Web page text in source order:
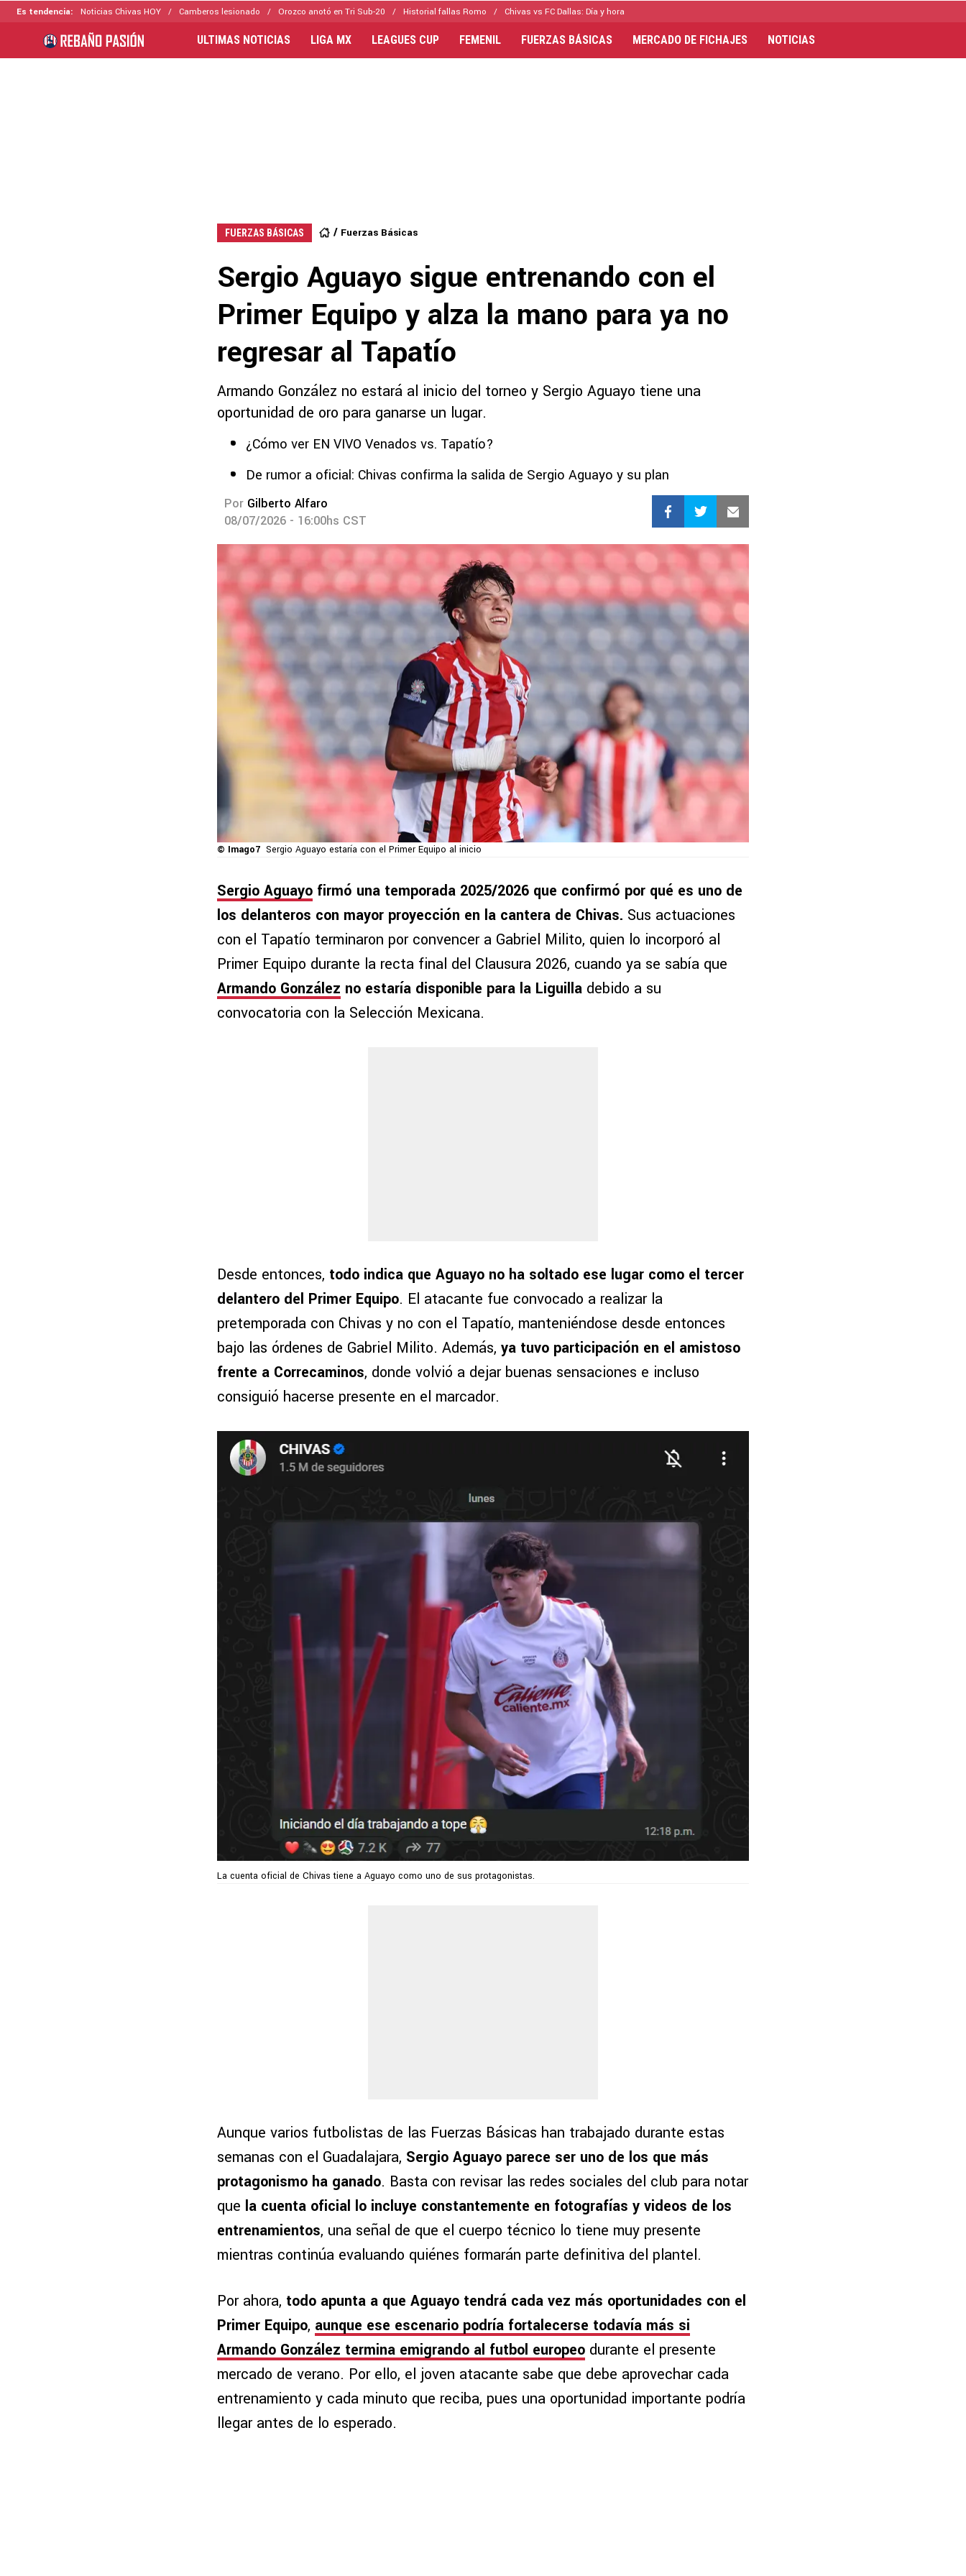
Es tendencia: Noticias Chivas HOY Camberos lesionado Orozco anotó en Tri Sub-20 Historial fallas Romo Chivas vs FC Dallas: Día y hora
ULTIMAS NOTICIAS LIGA MX LEAGUES CUP FEMENIL FUERZAS BÁSICAS MERCADO DE FICHAJES NOTICIAS
FUERZAS BÁSICAS Fuerzas Básicas
Sergio Aguayo sigue entrenando con el
Primer Equipo y alza la mano para ya no
regresar al Tapatío
Armando González no estará al inicio del torneo y Sergio Aguayo tiene una
oportunidad de oro para ganarse un lugar.
¿Cómo ver EN VIVO Venados vs. Tapatío?
De rumor a oficial: Chivas confirma la salida de Sergio Aguayo y su plan
Por Gilberto Alfaro
08/07/2026 - 16:00hs CST
© Imago7 Sergio Aguayo estaría con el Primer Equipo al inicio
Sergio Aguayo firmó una temporada 2025/2026 que confirmó por qué es uno de
los delanteros con mayor proyección en la cantera de Chivas. Sus actuaciones
con el Tapatío terminaron por convencer a Gabriel Milito, quien lo incorporó al
Primer Equipo durante la recta final del Clausura 2026, cuando ya se sabía que
Armando González no estaría disponible para la Liguilla debido a su
convocatoria con la Selección Mexicana.
Desde entonces, todo indica que Aguayo no ha soltado ese lugar como el tercer
delantero del Primer Equipo. El atacante fue convocado a realizar la
pretemporada con Chivas y no con el Tapatío, manteniéndose desde entonces
bajo las órdenes de Gabriel Milito. Además, ya tuvo participación en el amistoso
frente a Correcaminos, donde volvió a dejar buenas sensaciones e incluso
consiguió hacerse presente en el marcador.
La cuenta oficial de Chivas tiene a Aguayo como uno de sus protagonistas.
Aunque varios futbolistas de las Fuerzas Básicas han trabajado durante estas
semanas con el Guadalajara, Sergio Aguayo parece ser uno de los que más
protagonismo ha ganado. Basta con revisar las redes sociales del club para notar
que la cuenta oficial lo incluye constantemente en fotografías y videos de los
entrenamientos, una señal de que el cuerpo técnico lo tiene muy presente
mientras continúa evaluando quiénes formarán parte definitiva del plantel.
Por ahora, todo apunta a que Aguayo tendrá cada vez más oportunidades con el
Primer Equipo, aunque ese escenario podría fortalecerse todavía más si
Armando González termina emigrando al futbol europeo durante el presente
mercado de verano. Por ello, el joven atacante sabe que debe aprovechar cada
entrenamiento y cada minuto que reciba, pues una oportunidad importante podría
llegar antes de lo esperado.